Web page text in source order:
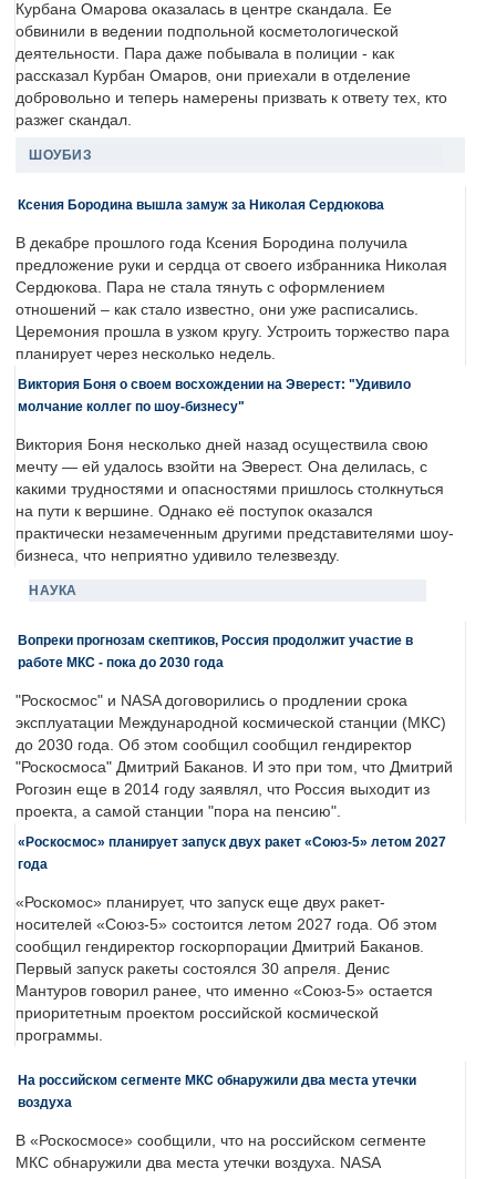
Курбана Омарова оказалась в центре скандала. Ее
обвинили в ведении подпольной косметологической
деятельности. Пара даже побывала в полиции - как
рассказал Курбан Омаров, они приехали в отделение
добровольно и теперь намерены призвать к ответу тех, кто
разжег скандал.
ШОУБИЗ
Ксения Бородина вышла замуж за Николая Сердюкова
В декабре прошлого года Ксения Бородина получила
предложение руки и сердца от своего избранника Николая
Сердюкова. Пара не стала тянуть с оформлением
отношений – как стало известно, они уже расписались.
Церемония прошла в узком кругу. Устроить торжество пара
планирует через несколько недель.
Виктория Боня о своем восхождении на Эверест: "Удивило
молчание коллег по шоу-бизнесу"
Виктория Боня несколько дней назад осуществила свою
мечту — ей удалось взойти на Эверест. Она делилась, с
какими трудностями и опасностями пришлось столкнуться
на пути к вершине. Однако её поступок оказался
практически незамеченным другими представителями шоу-
бизнеса, что неприятно удивило телезвезду.
НАУКА
Вопреки прогнозам скептиков, Россия продолжит участие в
работе МКС - пока до 2030 года
"Роскосмос" и NASA договорились о продлении срока
эксплуатации Международной космической станции (МКС)
до 2030 года. Об этом сообщил сообщил гендиректор
"Роскосмоса" Дмитрий Баканов. И это при том, что Дмитрий
Рогозин еще в 2014 году заявлял, что Россия выходит из
проекта, а самой станции "пора на пенсию".
«Роскосмос» планирует запуск двух ракет «Союз-5» летом 2027
года
«Роскомос» планирует, что запуск еще двух ракет-
носителей «Союз-5» состоится летом 2027 года. Об этом
сообщил гендиректор госкорпорации Дмитрий Баканов.
Первый запуск ракеты состоялся 30 апреля. Денис
Мантуров говорил ранее, что именно «Союз-5» остается
приоритетным проектом российской космической
программы.
На российском сегменте МКС обнаружили два места утечки
воздуха
В «Роскосмосе» сообщили, что на российском сегменте
МКС обнаружили два места утечки воздуха. NASA